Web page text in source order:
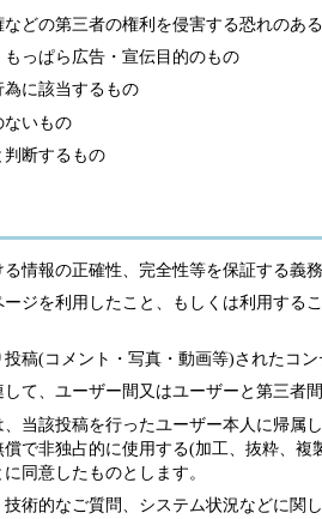
どの第三者の権利を侵害する恐れのあ
っぱら広告・宣伝目的のもの
為に該当するもの
ないもの
判断するもの
情報の正確性、完全性等を保証する義
ジを利用したこと、もしくは利用する
稿(コメント・写真・動画等)されたコ
て、ユーザー間又はユーザーと第三者
当該投稿を行ったユーザー本人に帰属
で非独占的に使用する(加工、抜粋、
同意したものとします。
技術的なご質問、システム状況などに関